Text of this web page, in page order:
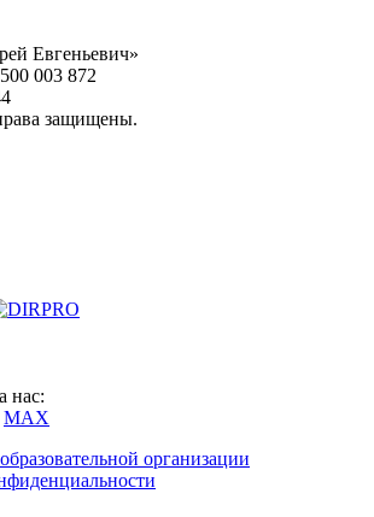
Евгеньевич»
003 872
защищены.
нас:
MAX
организации